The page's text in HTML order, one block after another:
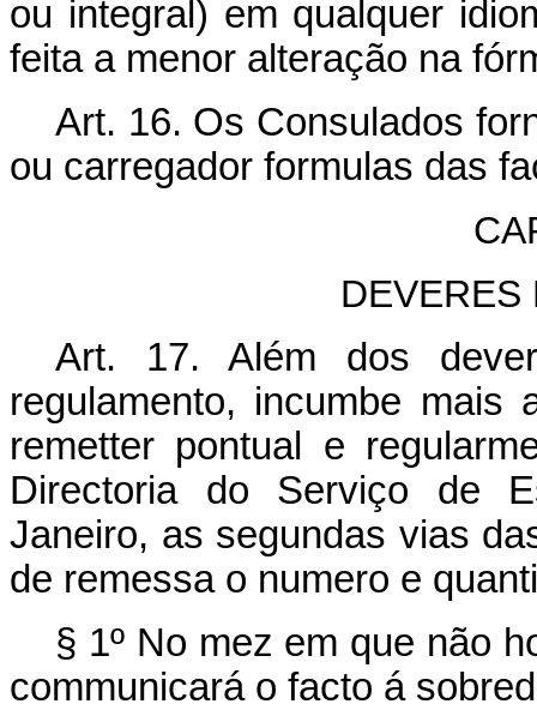
ou integral) em qualquer
feita a menor alteração na
Art. 16. Os Consulados
ou carregador formulas das
DEVERES
Art. 17. Além dos
regulamento, incumbe mais
remetter pontual e
Directoria do Serviço de
Janeiro, as segundas vias
de remessa o numero e
§ 1º No mez em que não
communicará o facto á